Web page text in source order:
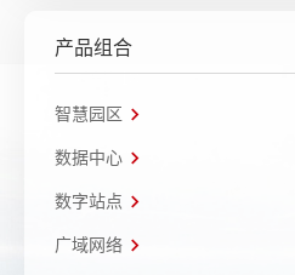
产品组合
智慧园区
数据中心
数字站点
广域网络